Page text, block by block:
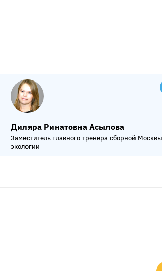
Диляра Ринатовна Асылова
Заместитель главного тренера сборной
экологии